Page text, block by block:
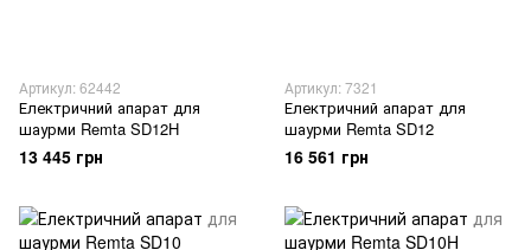
Артикул: 62442
Електричний апарат для
шаурми Remta SD12H
13 445 грн
Артикул: 7321
Електричний апарат для
шаурми Remta SD12
16 561 грн